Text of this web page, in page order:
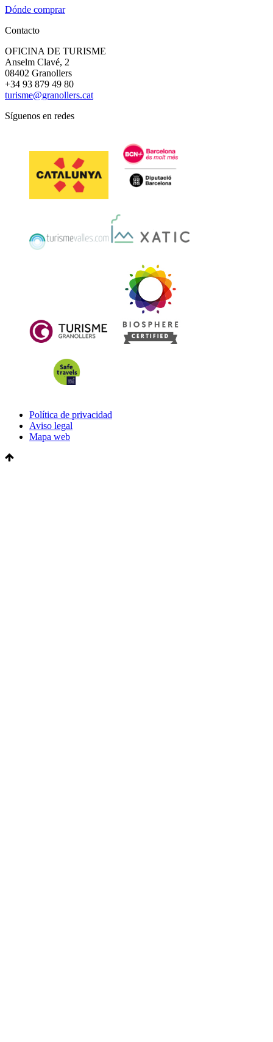
Dónde comprar
Contacto
OFICINA DE TURISME
Anselm Clavé, 2
08402 Granollers
+34 93 879 49 80
turisme@granollers.cat
Síguenos en redes
Política de privacidad
Aviso legal
Mapa web